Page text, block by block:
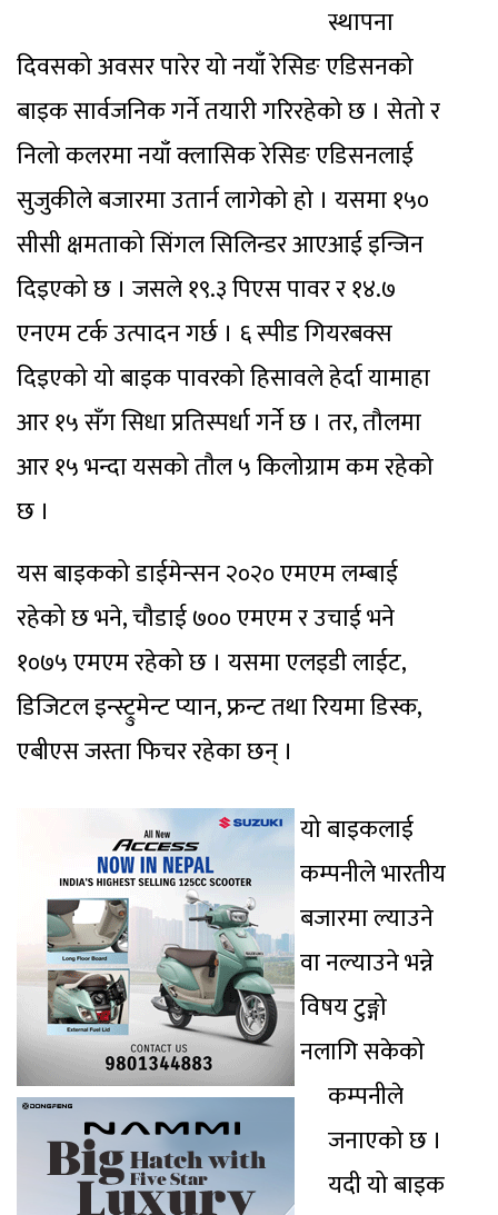
स्थापना
दिवसको अवसर पारेर यो नयाँ रेसिङ एडिसनको
बाइक सार्वजनिक गर्ने तयारी गरिरहेको छ । सेतो र
निलो कलरमा नयाँ क्लासिक रेसिङ एडिसनलाई
सुजुकीले बजारमा उतार्न लागेको हो । यसमा १५०
सीसी क्षमताको सिंगल सिलिन्डर आएआई इन्जिन
दिइएको छ । जसले १९.३ पिएस पावर र १४.७
एनएम टर्क उत्पादन गर्छ । ६ स्पीड गियरबक्स
दिइएको यो बाइक पावरको हिसावले हेर्दा यामाहा
आर १५ सँग सिधा प्रतिस्पर्धा गर्ने छ । तर, तौलमा
आर १५ भन्दा यसको तौल ५ किलोग्राम कम रहेको
छ ।
यस बाइकको डाईमेन्सन २०२० एमएम लम्बाई
रहेको छ भने, चौडाई ७०० एमएम र उचाई भने
१०७५ एमएम रहेको छ । यसमा एलइडी लाईट,
डिजिटल इन्स्ट्रुमेन्ट प्यान, फ्रन्ट तथा रियमा डिस्क,
एबीएस जस्ता फिचर रहेका छन् ।
यो बाइकलाई
कम्पनीले भारतीय
बजारमा ल्याउने
वा नल्याउने भन्ने
विषय टुङ्गो
नलागि सकेको
कम्पनीले
जनाएको छ ।
यदी यो बाइक